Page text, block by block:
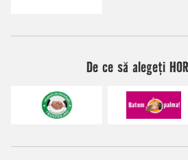
De ce să alegeți